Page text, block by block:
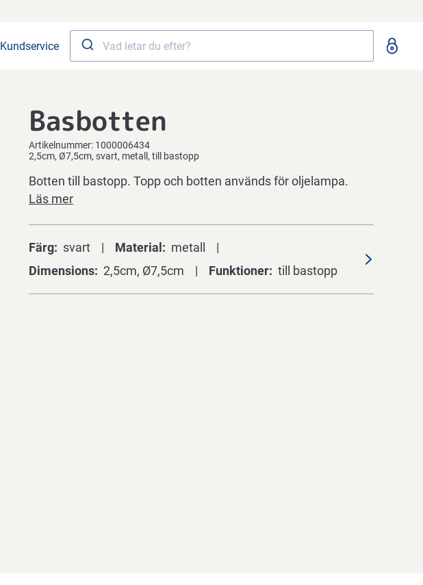
Kundservice
Basbotten
Artikelnummer: 1000006434
2,5cm, Ø7,5cm, svart, metall, till bastopp
Botten till bastopp. Topp och botten används för oljelampa.
Läs mer
Färg svart Material
metall
Dimensions
2,5cm, Ø7,5cm Funktioner till bastopp